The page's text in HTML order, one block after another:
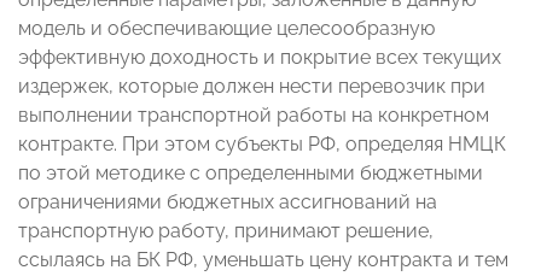
модель и обеспечивающие целесообразную
эффективную доходность и покрытие всех текущих
издержек, которые должен нести перевозчик при
выполнении транспортной работы на конкретном
контракте. При этом субъекты РФ, определяя НМЦК
по этой методике с определенными бюджетными
ограничениями бюджетных ассигнований на
транспортную работу, принимают решение,
ссылаясь на БК РФ, уменьшать цену контракта и тем